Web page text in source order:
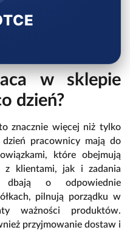
w sklepie
dzień?
znacznie więcej niż tylko
pracownicy mają do
które obejmują
z klientami, jak i zadania
dbają o odpowiednie
pilnują porządku w
ważności produktów.
przyjmowanie dostaw i